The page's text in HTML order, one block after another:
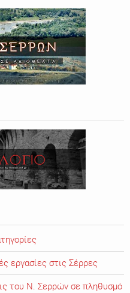
εργασίες στις Σέρρες
του Ν. Σερρών σε πληθυσμό